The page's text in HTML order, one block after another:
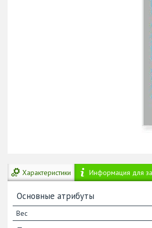
Характеристики Информация для
Основные атрибуты
Вес